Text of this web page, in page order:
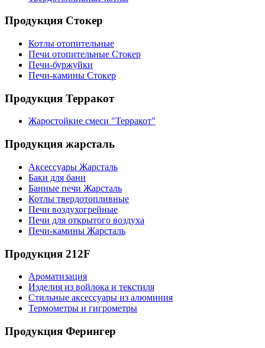
Продукция Стокер
Котлы отопительные
Печи отопительные Стокер
Печи-буржуйки
Печи-камины Стокер
Продукция Терракот
Жаростойкие смеси "Терракот"
Продукция жарсталь
Аксессуары Жарсталь
Баки для бани
Банные печи Жарсталь
Котлы твердотопливные
Печи воздухогрейные
Печи для открытого воздуха
Печи-камины Жарсталь
Продукция 212F
Ароматизация
Изделия из войлока и текстиля
Стильные аксессуары из алюминия
Термометры и гигрометры
Продукция Ферингер